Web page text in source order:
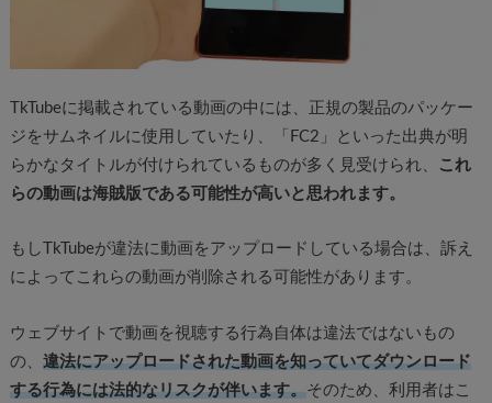
TkTubeに掲載されている動画の中には、正規の製品のパッケー
ジをサムネイルに使用していたり、「FC2」といった出典が明
らかなタイトルが付けられているものが多く見受けられ、
これ
らの動画は海賊版である可能性が高いと思われます。
もしTkTubeが違法に動画をアップロードしている場合は、訴え
によってこれらの動画が削除される可能性があります。
ウェブサイトで動画を視聴する行為自体は違法ではないもの
の、 違法にアップロードされた動画を知っていてダウンロード
する行為には法的なリスクが伴います。そのため、利用者はこ